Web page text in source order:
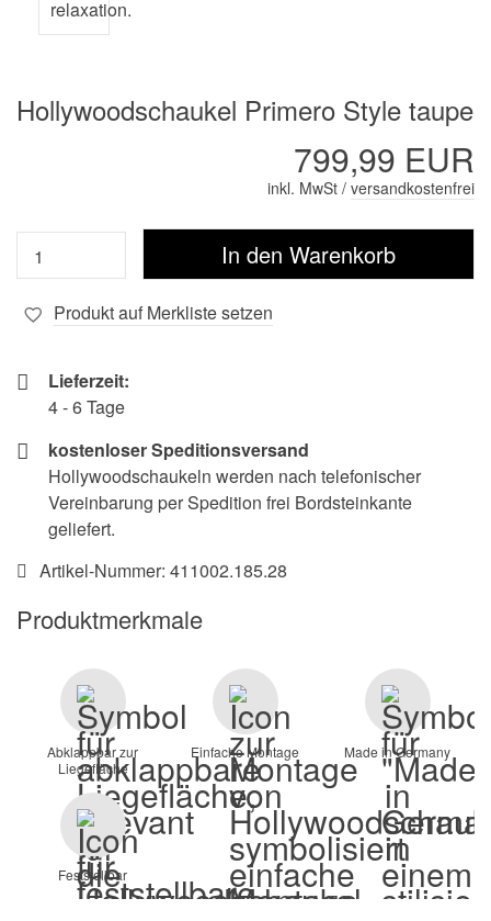
Hollywoodschaukel Primero Style taupe
799,99 EUR
inkl. MwSt / versandkostenfrei
Produkt auf Merkliste setzen
Lieferzeit:
4 - 6 Tage
kostenloser Speditionsversand
Hollywoodschaukeln werden nach telefonischer
Vereinbarung per Spedition frei Bordsteinkante
geliefert.
Artikel-Nummer: 411002.185.28
Produktmerkmale
Abklappbar zur
Liegefläche
Einfache Montage Made in Germany
Feststellbar